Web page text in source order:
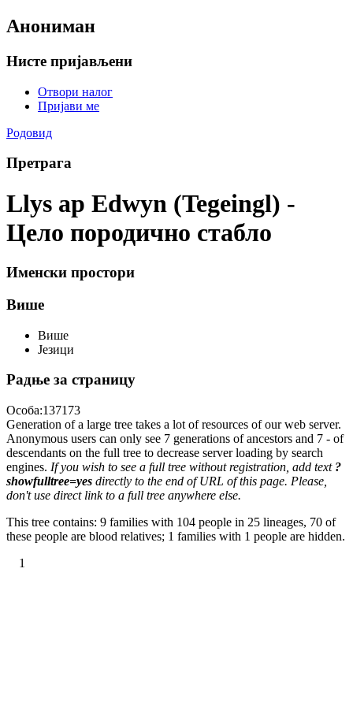
Анониман
Нисте пријављени
Отвори налог
Пријави ме
Родовид
Претрага
Llys ap Edwyn (Tegeingl) -
Цело породично стабло
Именски простори
Више
Више
Језици
Радње за страницу
Особа:137173
Generation of a large tree takes a lot of resources of our web server.
Anonymous users can only see 7 generations of ancestors and 7 - of
descendants on the full tree to decrease server loading by search
engines. If you wish to see a full tree without registration, add text ?
showfulltree=yes directly to the end of URL of this page. Please,
don't use direct link to a full tree anywhere else.
This tree contains: 9 families with 104 people in 25 lineages, 70 of
these people are blood relatives; 1 families with 1 people are hidden.
1